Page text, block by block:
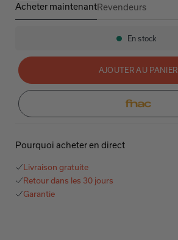
Acheter maintenant
PerL
Revendeurs
Disponibilité:
En stock
AJOUTER AU PANIER
Pourquoi acheter en direct
Livraison gratuite
Retour dans les 30 jours
Garantie